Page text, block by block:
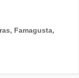
Famagusta,